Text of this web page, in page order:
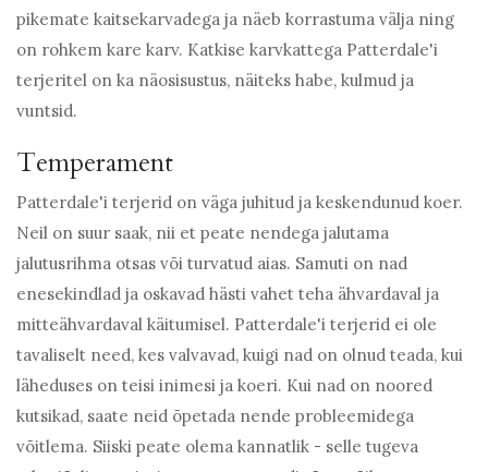
pikemate kaitsekarvadega ja näeb korrastuma välja ning
on rohkem kare karv. Katkise karvkattega Patterdale'i
terjeritel on ka näosisustus, näiteks habe, kulmud ja
vuntsid.
Temperament
Patterdale'i terjerid on väga juhitud ja keskendunud koer.
Neil on suur saak, nii et peate nendega jalutama
jalutusrihma otsas või turvatud aias. Samuti on nad
enesekindlad ja oskavad hästi vahet teha ähvardaval ja
mitteähvardaval käitumisel. Patterdale'i terjerid ei ole
tavaliselt need, kes valvavad, kuigi nad on olnud teada, kui
läheduses on teisi inimesi ja koeri. Kui nad on noored
kutsikad, saate neid õpetada nende probleemidega
võitlema. Siiski peate olema kannatlik - selle tugeva